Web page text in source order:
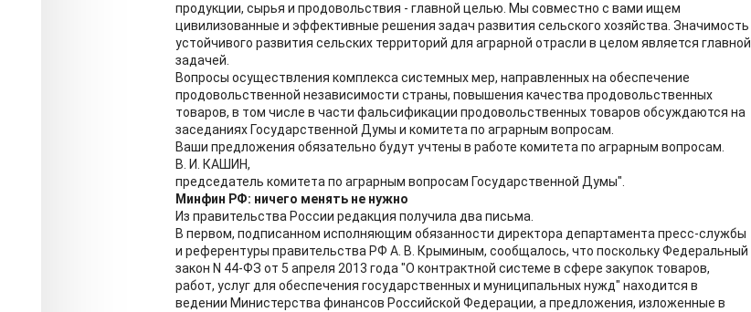
продукции, сырья и продовольствия - главной целью. Мы совместно с вами ищем
цивилизованные и эффективные решения задач развития сельского хозяйства. Значимость
устойчивого развития сельских территорий для аграрной отрасли в целом является главной
задачей.
Вопросы осуществления комплекса системных мер, направленных на обеспечение
продовольственной независимости страны, повышения качества продовольственных
товаров, в том числе в части фальсификации продовольственных товаров обсуждаются на
заседаниях Государственной Думы и комитета по аграрным вопросам.
Ваши предложения обязательно будут учтены в работе комитета по аграрным вопросам.
В. И. КАШИН,
председатель комитета по аграрным вопросам Государственной Думы".
Минфин РФ: ничего менять не нужно
Из правительства России редакция получила два письма.
В первом, подписанном исполняющим обязанности директора департамента пресс-службы
и референтуры правительства РФ А. В. Крыминым, сообщалось, что поскольку Федеральный
закон N 44-ФЗ от 5 апреля 2013 года "О контрактной системе в сфере закупок товаров,
работ, услуг для обеспечения государственных и муниципальных нужд" находится в
ведении Министерства финансов Российской Федерации, а предложения, изложенные в